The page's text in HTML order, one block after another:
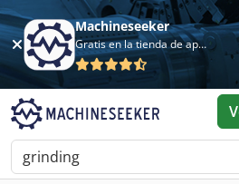
Machineseeker
Gratis en la tienda de aplicaciones